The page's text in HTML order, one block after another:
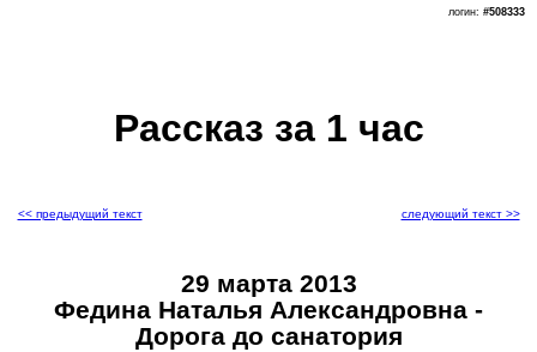
Рассказ за 1 час
логин: #508333
<< предыдущий текст следующий текст >>
29 марта 2013
Федина Наталья Александровна -
Дорога до санатория